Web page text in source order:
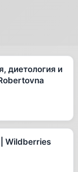
диетология и
Wildberries